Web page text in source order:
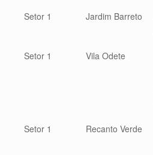
Setor 1
Jardim Barreto
Setor 1
Vila Odete
Setor 1 Recanto Verde